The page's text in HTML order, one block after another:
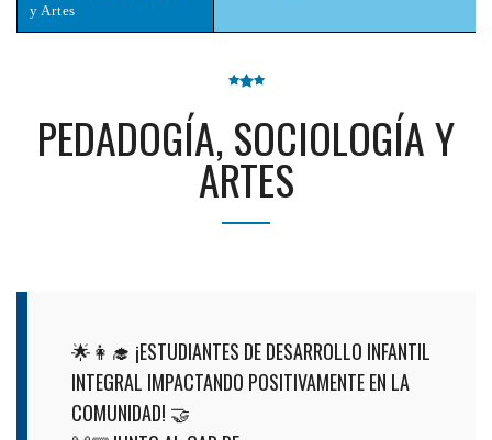
y Artes
PEDADOGÍA, SOCIOLOGÍA Y
ARTES
🌟👩‍🎓 ¡ESTUDIANTES DE DESARROLLO INFANTIL
INTEGRAL IMPACTANDO POSITIVAMENTE EN LA
COMUNIDAD! 🤝